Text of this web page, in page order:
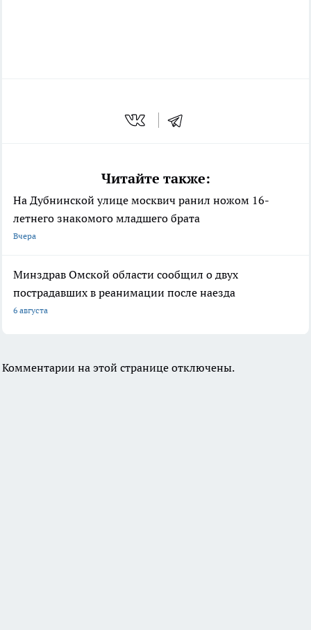
Читайте также:
На Дубнинской улице москвич ранил ножом 16-
летнего знакомого младшего брата
Вчера
Минздрав Омской области сообщил о двух
пострадавших в реанимации после наезда
6 августа
Комментарии на этой странице отключены.